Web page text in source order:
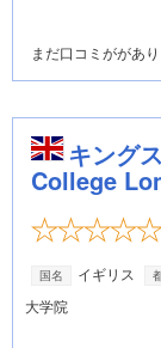
まだ口コミががあり
キング
College
国名 イギリス
大学院